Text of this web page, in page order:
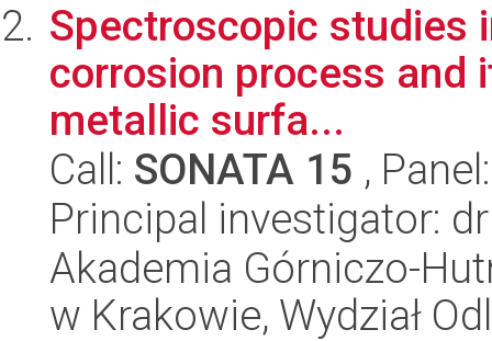
Spectroscopic studies
corrosion process and
metallic surfa...
Call: SONATA 15 ,
Principal investigator:
Akademia Górniczo-
w Krakowie, Wydział